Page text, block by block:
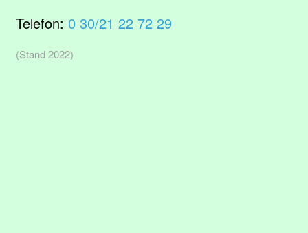
Telefon: 0 30/21 22 72 29
(Stand 2022)